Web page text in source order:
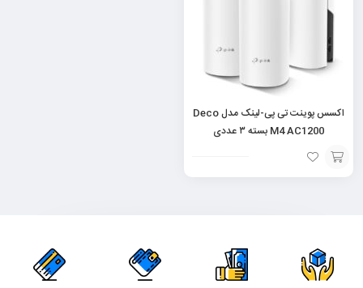
اکسس پوینت تی پی-لینک مدل Deco
M4 AC1200 بسته ۳ عددی
افزودن